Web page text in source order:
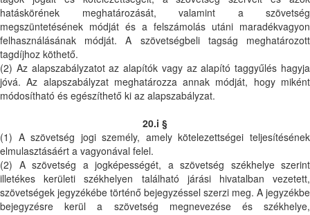
hatáskörének meghatározását, valamint a szövetség
megszüntetésének módját és a felszámolás utáni maradékvagyon
felhasználásának módját. A szövetségbeli tagság meghatározott
tagdíjhoz köthető.
(2) Az alapszabályzatot az alapítók vagy az alapító taggyűlés hagyja
jóvá. Az alapszabályzat meghatározza annak módját, hogy miként
módosítható és egészíthető ki az alapszabályzat.
20.i §
(1) A szövetség jogi személy, amely kötelezettségei teljesítésének
elmulasztásáért a vagyonával felel.
(2) A szövetség a jogképességét, a szövetség székhelye szerint
illetékes kerületi székhelyen található járási hivatalban vezetett,
szövetségek jegyzékébe történő bejegyzéssel szerzi meg. A jegyzékbe
bejegyzésre kerül a szövetség megnevezése és székhelye,